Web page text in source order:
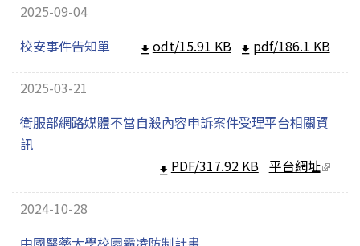
2025-09-04
校安事件告知單
odt/15.91 KB pdf/186.1 KB
2025-03-21
衛服部網路媒體不當自殺內容申訴案件受理平台相關資
訊
平台網址
PDF/317.92 KB
2024-10-28